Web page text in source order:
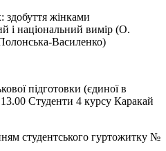
жінками
і національний вимір (О.
Василенко)
підготовки (єдиної в
Студенти 4 курсу Каракай
студентського гуртожитку №